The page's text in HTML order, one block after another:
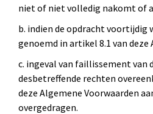
niet of niet volledig nakomt of
b. indien de opdracht voortijdig
genoemd in artikel 8.1 van deze
c. ingeval van faillissement van
desbetreffende rechten
deze Algemene Voorwaarden
overgedragen.